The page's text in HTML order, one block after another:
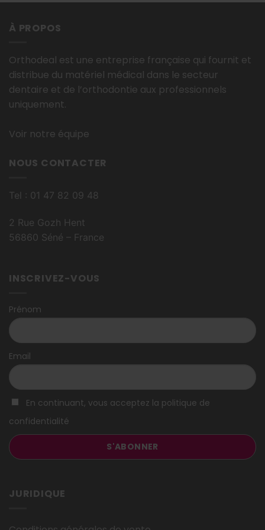
À PROPOS
Orthodeal est une entreprise française qui fournit et
distribue du matériel médical dans le secteur
dentaire et de l’orthodontie aux professionnels
uniquement.
Voir notre équipe
NOUS CONTACTER
Tel : 01 47 82 09 48
2 Rue Gozh Hent
56860 Séné – France
INSCRIVEZ-VOUS
Prénom
Email
En continuant, vous acceptez la politique de
confidentialité
JURIDIQUE